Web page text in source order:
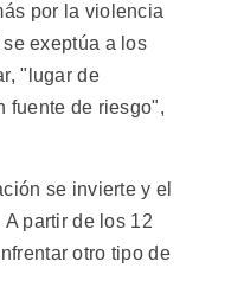
por la violencia
exeptúa a los
"lugar de
fuente de riesgo",
se invierte y el
partir de los 12
otro tipo de